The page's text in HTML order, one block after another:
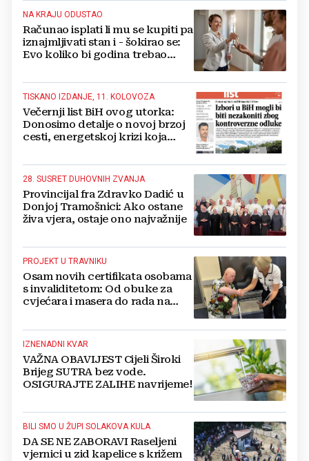
NA KRAJU ODUSTAO
Računao isplati li mu se kupiti pa
iznajmljivati stan i - šokirao se:
Evo koliko bi godina trebao
TISKANO IZDANJE, 11. KOLOVOZA
Večernji list BiH ovog utorka:
Donosimo detalje o novoj brzoj
cesti, energetskoj krizi koja
pada u mrak...
28. SUSRET DUHOVNIH ZVANJA
Provincijal fra Zdravko Dadić u
Donjoj Tramošnici: Ako ostane
živa vjera, ostaje ono najvažnije
PROJEKT U TRAVNIKU
Osam novih certifikata osobama
s invaliditetom: Od obuke za
cvjećara i masera do rada na
IZNENADNI KVAR
VAŽNA OBAVIJEST Cijeli Široki
Brijeg SUTRA bez vode.
OSIGURAJTE ZALIHE navrijeme!
BILI SMO U ŽUPI SOLAKOVA KULA
DA SE NE ZABORAVI Raseljeni
vjernici u zid kapelice s križem